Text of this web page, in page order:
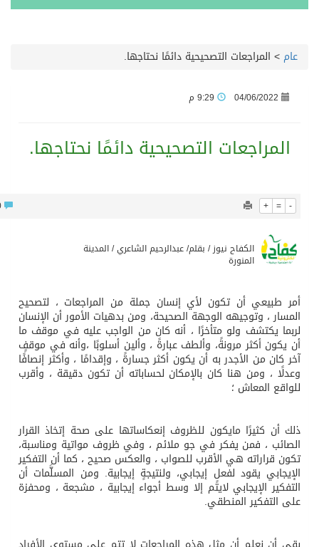
بيان مشترك لقمة مكة المكرمة للدفاع المشترك بين المملكة العربية السعودية والجمهورية التركية وجمهورية باكستان الإسلامية
تشغيل قطاري 809 / 810 علي خط( شربين / قلين ) بكامل بجمهورية مصر العربيةجداولها خلال يومي 6 – 7 أغسطس الجاري
مركز الملك سلمان للإغاثة يضع حجر الأساس لمشروع بناء وإعادة تأهيل 13 مدرسة في محافظتي لحج والضالع
المراجعات التصحيحية دائمًا نحتاجها.
04/06/2022 9:29 م
التصحيحية دائمًا نحتاجها.
الكفاح نيوز / بقلم/ عبدالرحيم الشاعري / المدينة
المنورة
أن تكون لأي إنسان جملة من المراجعات ، لتصحيح
، وتوجيهه الوجهة الصحيحة، ومن بدهيات الأمور أن الإنسان
يكتشف ولو متأخرًا ، أنه كان من الواجب عليه في موقف ما
أكثر مرونةً، وألطف عبارةً ، وألين أسلوبًا ،وأنه في موقفٍ
من الأجدر به أن يكون أكثر جسارةً ، وإقدامًا ، وأكثر إنصافًا
، ومن هنا كان بالإمكان لحساباته أن تكون دقيقة ، وأقرب
المعاش ؛
كثيرًا مايكون للظروف إنعكاساتها على صحة إتخاذ القرار
، فمن يفكر في جو ملائم ، وفي ظروف مواتية ومناسبة،
هي الأقرب للصواب ، والعكس صحيح ، كما أن التفكير
يقود لفعلٍ إيجابي، ولنتيجةٍ إيجابية. ومن المسلَّمات أن
الإيجابي لايتم إلا وسط أجواء إيجابية ، مشجعة ، ومحفزة
المنطقي.